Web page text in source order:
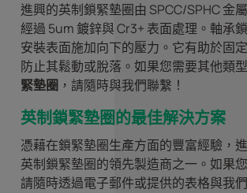
進興的英制鎖緊墊圈由 SPCC/SPHC 金
經過 5um 鍍鋅與 Cr3+ 表面處理。軸承
安裝表面施加向下的壓力。它有助於固
防止其鬆動或脫落。如果您需要其他類
緊墊圈 ，請隨時與我們聯繫！
英制鎖緊墊圈的最佳解決方案
憑藉在鎖緊墊圈生產方面的豐富經驗，
英制鎖緊墊圈的領先製造商之一。如果
請隨時透過電子郵件或提供的表格與我們